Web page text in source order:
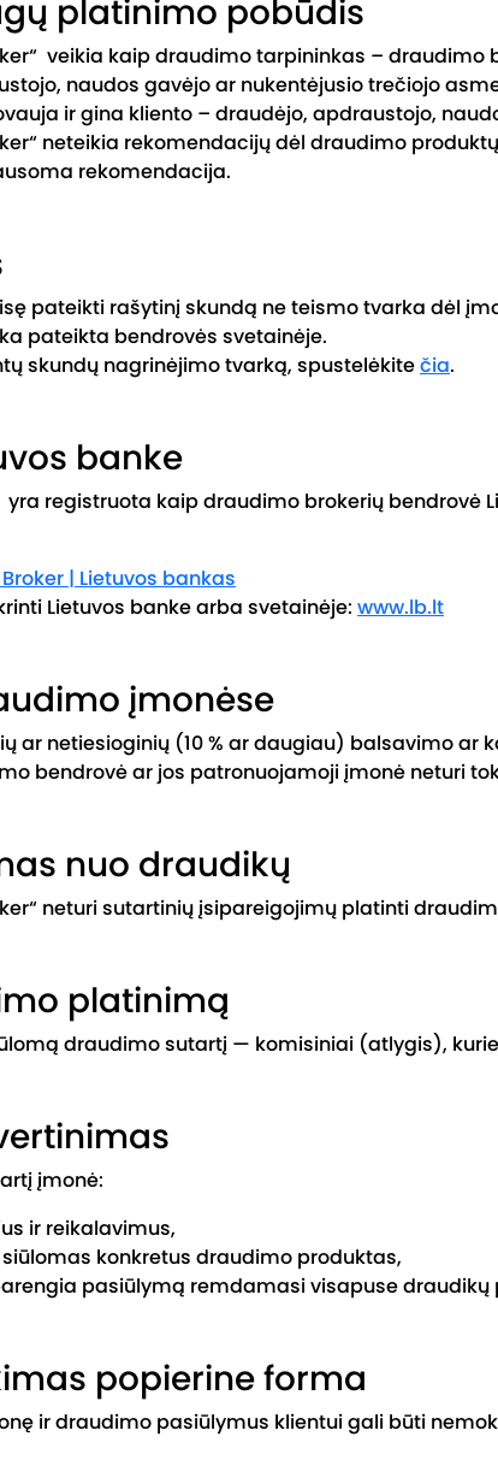
platinimo pobūdis
veikia kaip draudimo tarpininkas –
naudos gavėjo ar nukentėjusio trečiojo
ir gina kliento – draudėjo, apdraustojo,
neteikia rekomendacijų dėl draudimo
rekomendacija.
pateikti rašytinį skundą ne teismo tvarka dėl
pateikta bendrovės svetainėje.
skundų nagrinėjimo tvarką, spustelėkitečia.
banke
yra registruota kaip draudimo brokerių
| Lietuvos bankas
Lietuvos banke arba svetainėje: www.lb.lt
įmonėse
ar netiesioginių (10 % ar daugiau) balsavimo ar
bendrovė ar jos patronuojamoji įmonė neturi
nuo draudikų
neturi sutartinių įsipareigojimų platinti
platinimą
draudimo sutartį — komisiniai (atlygis),
įmonė:
ir reikalavimus,
konkretus draudimo produktas,
pasiūlymą remdamasi visapuse draudikų
popierine forma
ir draudimo pasiūlymus klientui gali būti